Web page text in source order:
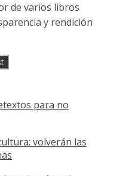
de varios libros
y rendición
para no
volverán las